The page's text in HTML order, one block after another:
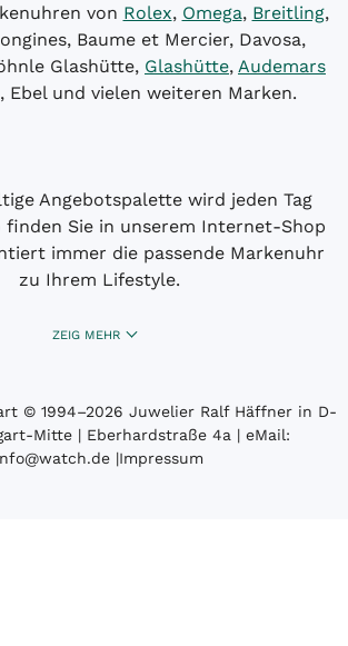
von Rolex, Omega, Breitling,
Baume et Mercier, Davosa,
Glashütte, Glashütte, Audemars
Ebel und vielen weiteren Marken.
Angebotspalette wird jeden Tag
finden Sie in unserem Internet-Shop
immer die passende Markenuhr
zu Ihrem Lifestyle.
ZEIG MEHR
© 1994­–2026 Juwelier Ralf Häffner in D-
Mitte | Eberhardstraße 4a | eMail:
|Impressum